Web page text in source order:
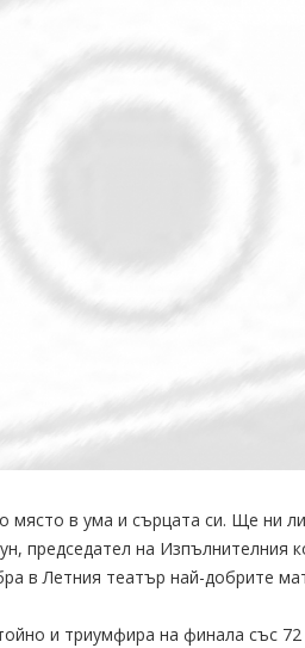
в ума и сърцата си. Ще ни
председател на Изпълнителния
в Летния театър най-добрите
и триумфира на финала със 72